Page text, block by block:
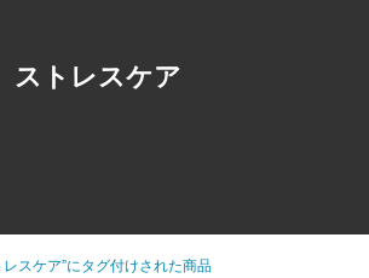
ストレスケア
レスケア”にタグ付けされた商品